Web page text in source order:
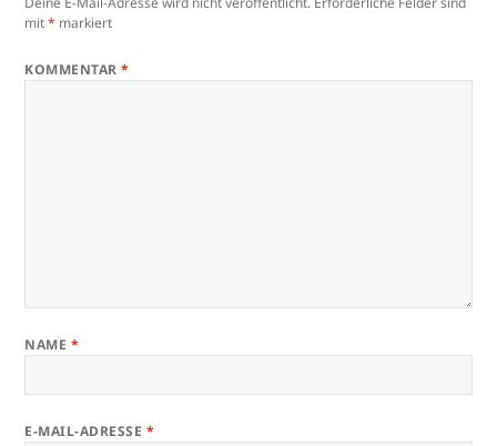
mit* markiert
KOMMENTAR*
NAME *
E-MAIL-ADRESSE *